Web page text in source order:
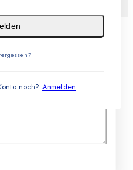
noch? Anmelden